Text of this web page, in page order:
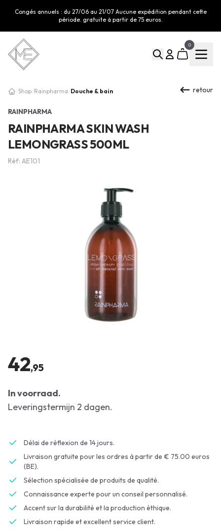
Congés annuels : du 27/06 au 21/07 Aucune expédition pendant cette
période. gratuite à partir de 75 euros.
0
/Shop/ Rainpharma/ Douche & bain retour
RAINPHARMA
RAINPHARMA SKIN WASH
LEMONGRASS 500ML
Réf: AE101
42,95
In voorraad.
Leveringstermijn 2 dagen.
Délai de réflexion de 14 jours.
Livraison gratuite pour les ordres à partir de € 75.00 euros
(BE).
Sélection spécialisée de produits de qualité.
Connaissance experte pour un conseil personnalisé.
Accent sur la durabilité et la production éthique.
Livraison rapide et excellent service client.